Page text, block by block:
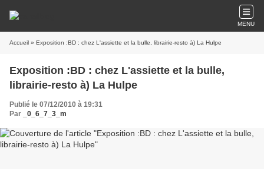
MENU
Accueil » Exposition :BD : chez L'assiette et la bulle, librairie-resto à) La Hulpe
Exposition :BD : chez L'assiette et la bulle,
librairie-resto à) La Hulpe
Publié le 07/12/2010 à 19:31
Par
_0_6_7_3_m